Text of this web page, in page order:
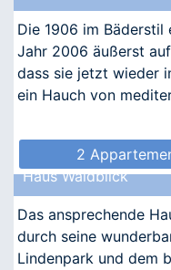
Die 1906 im
Jahr 2006 äußerst
dass sie jetzt wieder
ein Hauch von
2
Haus Waldblick
Das ansprechende
durch seine
Lindenpark und dem